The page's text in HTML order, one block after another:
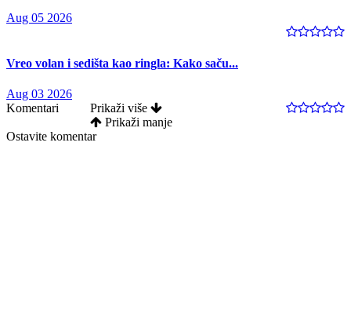
Aug 05 2026
Vreo volan i sedišta kao ringla: Kako saču...
Aug 03 2026
Komentari
Prikaži više
Prikaži manje
Ostavite komentar